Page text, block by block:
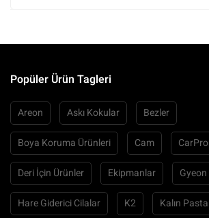
Popüler Ürün Tagleri
Areon Askı Kokular Bezler
Boya Koruma Ürünleri Cam CarPro
Deri İçin Ürünler Ekipmanlar Gyeon
Hare Giderici Cilalar K2 Kalın Pasta